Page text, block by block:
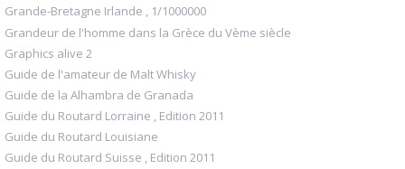
Grande-Bretagne Irlande , 1/1000000
Grandeur de l'homme dans la Grèce du Vème siècle
Graphics alive 2
Guide de l'amateur de Malt Whisky
Guide de la Alhambra de Granada
Guide du Routard Lorraine , Edition 2011
Guide du Routard Louisiane
Guide du Routard Suisse , Edition 2011